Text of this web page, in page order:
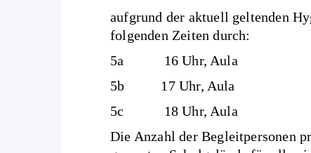
aufgrund der aktuell geltenden
folgenden Zeiten durch:
5a 16 Uhr, Aula
5b 17 Uhr, Aula
5c 18 Uhr, Aula
Die Anzahl der Begleitpersonen